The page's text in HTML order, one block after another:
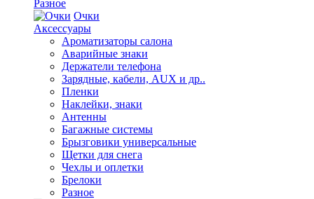
Разное
Очки
Аксессуары
Ароматизаторы салона
Аварийные знаки
Держатели телефона
Зарядные, кабели, AUX и др..
Пленки
Наклейки, знаки
Антенны
Багажные системы
Брызговики универсальные
Щетки для снега
Чехлы и оплетки
Брелоки
Разное